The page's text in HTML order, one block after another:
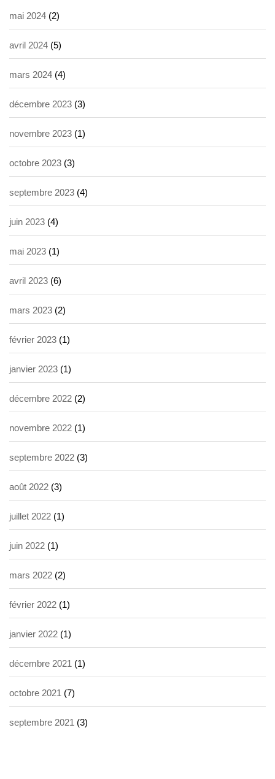
mai 2024 (2)
avril 2024 (5)
mars 2024 (4)
décembre 2023 (3)
novembre 2023 (1)
octobre 2023 (3)
septembre 2023 (4)
juin 2023 (4)
mai 2023 (1)
avril 2023 (6)
mars 2023 (2)
février 2023 (1)
janvier 2023 (1)
décembre 2022 (2)
novembre 2022 (1)
septembre 2022 (3)
août 2022 (3)
juillet 2022 (1)
juin 2022 (1)
mars 2022 (2)
février 2022 (1)
janvier 2022 (1)
décembre 2021 (1)
octobre 2021 (7)
septembre 2021 (3)